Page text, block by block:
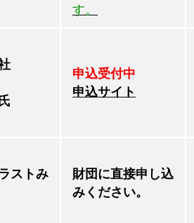
す。
申込受付中
申込サイト
ストみ
財団に直接申し込
みください。